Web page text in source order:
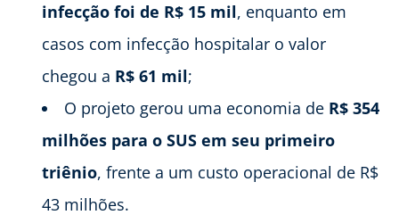
infecção foi de R$ 15 mil, enquanto em
casos com infecção hospitalar o valor
chegou a R$ 61 mil;
O projeto gerou uma economia de R$ 354
milhões para o SUS em seu primeiro
triênio, frente a um custo operacional de R$
43 milhões.